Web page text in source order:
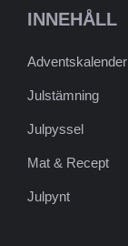
INNEHÅLL
Adventskalender
Julstämning
Julpyssel
Mat & Recept
Julpynt